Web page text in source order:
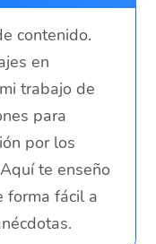
contenido.
en
trabajo de
para
por los
te enseño
forma fácil a